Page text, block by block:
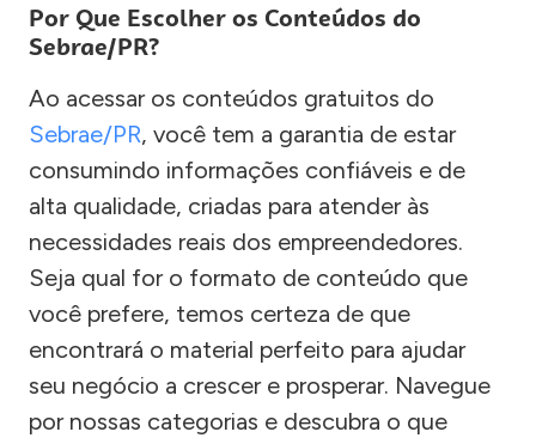
Por Que Escolher os Conteúdos do
Sebrae/PR?
Ao acessar os conteúdos gratuitos do
Sebrae/PR, você tem a garantia de estar
consumindo informações confiáveis e de
alta qualidade, criadas para atender às
necessidades reais dos empreendedores.
Seja qual for o formato de conteúdo que
você prefere, temos certeza de que
encontrará o material perfeito para ajudar
seu negócio a crescer e prosperar. Navegue
por nossas categorias e descubra o que